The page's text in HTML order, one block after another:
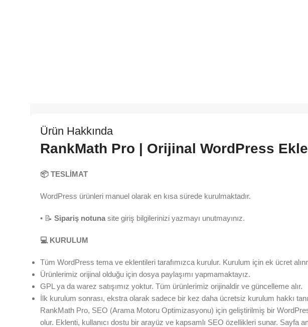
Ürün Hakkında
RankMath Pro | Orijinal WordPress
📦 TESLİMAT
WordPress ürünleri manuel olarak en kısa sürede kurulmaktadır.
• 📝 Sipariş notuna site giriş bilgilerinizi yazmayı unutmayınız.
💻 KURULUM
Tüm WordPress tema ve eklentileri tarafımızca kurulur. Kurulum için ek ücret
Ürünlerimiz orijinal olduğu için dosya paylaşımı yapmamaktayız.
GPL ya da warez satışımız yoktur. Tüm ürünlerimiz orijinaldir ve güncelleme alır.
İlk kurulum sonrası, ekstra olarak sadece bir kez daha ücretsiz kurulum hakkı
RankMath Pro, SEO (Arama Motoru Optimizasyonu) için geliştirilmiş bir
olur. Eklenti, kullanıcı dostu bir arayüz ve kapsamlı SEO özellikleri sunar.